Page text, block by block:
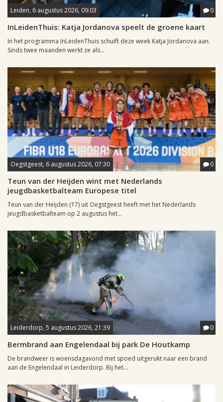
Leiden, 6 augustus 2026, 09:03 0
InLeidenThuis: Katja Jordanova speelt de groene kaart
In het programma InLeidenThuis schuift deze week Katja Jordanova aan.
Sinds twee maanden werkt ze als...
Oegstgeest, 6 augustus 2026, 07:30 0
Teun van der Heijden wint met Nederlands
jeugdbasketbalteam Europese titel
Teun van der Heijden (17) uit Oegstgeest heeft met het Nederlands
jeugdbasketbalteam op 2 augustus het...
Leiderdorp, 5 augustus 2026, 21:39 0
Bermbrand aan Engelendaal bij park De Houtkamp
De brandweer is woensdagavond met spoed uitgerukt naar een brand
aan de Engelendaal in Leiderdorp. Bij het...